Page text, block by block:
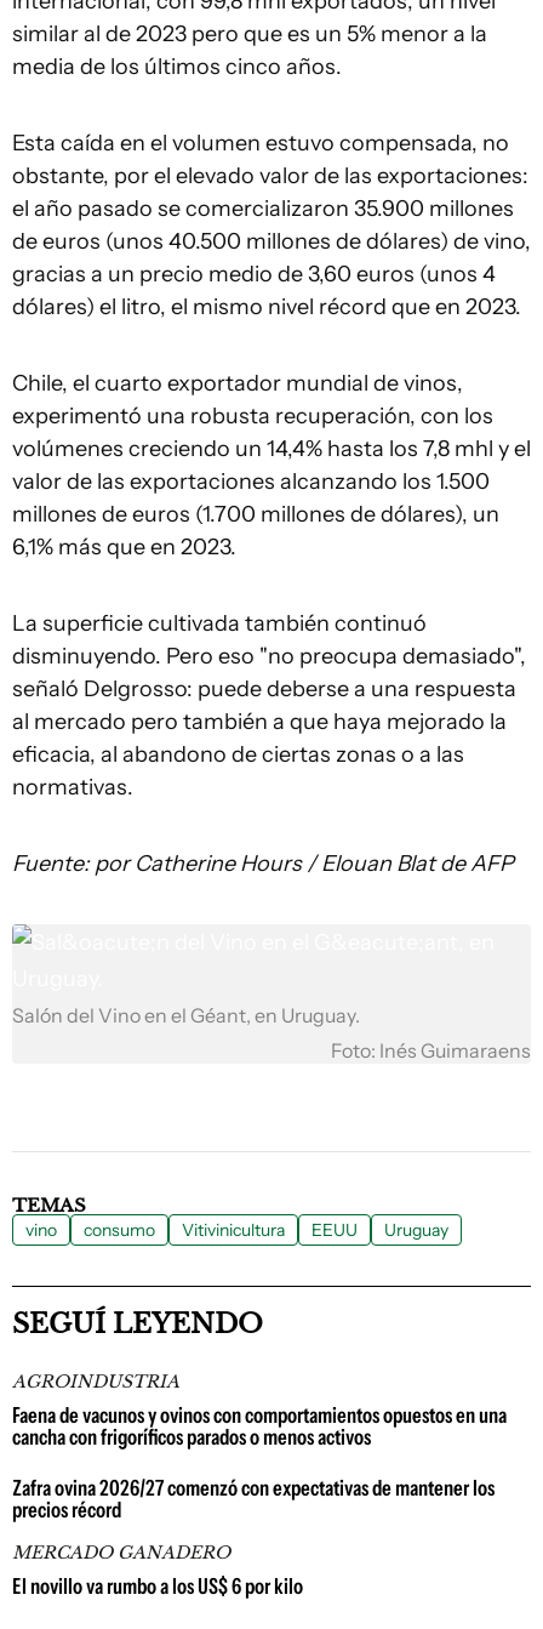
similar al de 2023 pero que es un 5% menor a la
media de los últimos cinco años.
Esta caída en el volumen estuvo compensada, no
obstante, por el elevado valor de las exportaciones:
el año pasado se comercializaron 35.900 millones
de euros (unos 40.500 millones de dólares) de vino,
gracias a un precio medio de 3,60 euros (unos 4
dólares) el litro, el mismo nivel récord que en 2023.
Chile, el cuarto exportador mundial de vinos,
experimentó una robusta recuperación, con los
volúmenes creciendo un 14,4% hasta los 7,8 mhl y el
valor de las exportaciones alcanzando los 1.500
millones de euros (1.700 millones de dólares), un
6,1% más que en 2023.
La superficie cultivada también continuó
disminuyendo. Pero eso "no preocupa demasiado",
señaló Delgrosso: puede deberse a una respuesta
al mercado pero también a que haya mejorado la
eficacia, al abandono de ciertas zonas o a las
normativas.
Fuente: por Catherine Hours / Elouan Blat de AFP
Salón del Vino en el Géant, en Uruguay.
Foto: Inés Guimaraens
TEMAS
vino consumo Vitivinicultura EEUU Uruguay
SEGUÍ LEYENDO
AGROINDUSTRIA
Faena de vacunos y ovinos con comportamientos opuestos en una
cancha con frigoríficos parados o menos activos
Zafra ovina 2026/27 comenzó con expectativas de mantener los
precios récord
MERCADO GANADERO
El novillo va rumbo a los US$ 6 por kilo